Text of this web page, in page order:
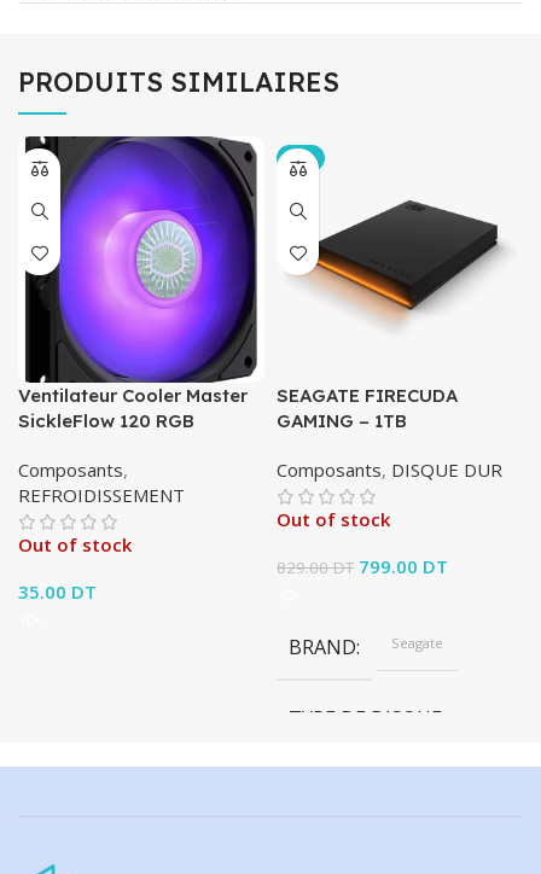
PRODUITS SIMILAIRES
Ventilateur Cooler Master
SickleFlow 120 RGB
Composants,
REFROIDISSEMENT
Out of stock
35.00 DT
-4%
SEAGATE FIRECUDA
GAMING – 1TB
Composants, DISQUE DUR
Out of stock
829.00DT Le prix initial était :
799.00 DT
BRAND Seagate
TYPE DE DISQUE